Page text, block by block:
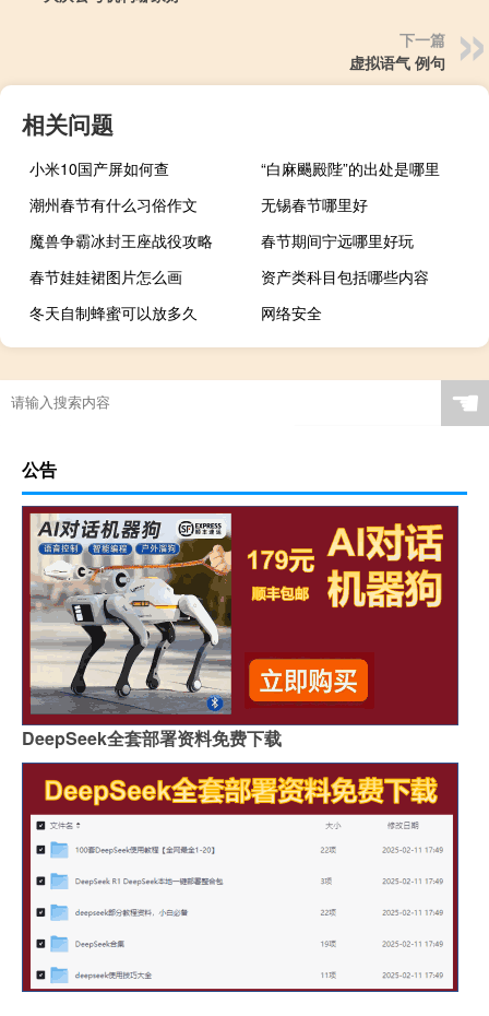
下一篇
虚拟语气 例句
相关问题
小米10国产屏如何查
“白麻颺殿陛”的出处是哪里
潮州春节有什么习俗作文
无锡春节哪里好
魔兽争霸冰封王座战役攻略
春节期间宁远哪里好玩
春节娃娃裙图片怎么画
资产类科目包括哪些内容
冬天自制蜂蜜可以放多久
网络安全
☚
公告
DeepSeek全套部署资料免费下载